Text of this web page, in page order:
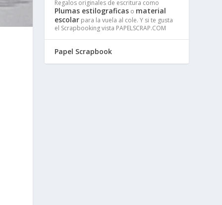
Regalos originales de escritura como
Plumas estilograficas o material
escolar para la vuela al cole. Y si te gusta
el Scrapbooking vista PAPELSCRAP.COM
Papel Scrapbook